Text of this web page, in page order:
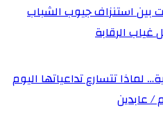
بين استنزاف جيوب الشباب
غياب الرقابة
لماذا تتسارع تداعياتها اليوم
/ عابدين